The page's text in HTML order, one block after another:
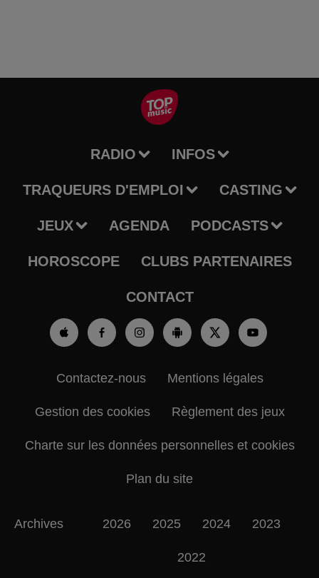
RADIO INFOS
TRAQUEURS D'EMPLOI CASTING
JEUX AGENDA PODCASTS
HOROSCOPE CLUBS PARTENAIRES
CONTACT
Contactez-nous Mentions légales
Gestion des cookies Règlement des jeux
Charte sur les données personnelles et cookies
Plan du site
Archives 2026 2025 2024 2023
2022